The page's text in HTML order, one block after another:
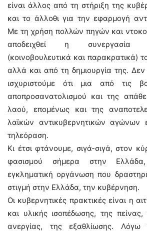
είναι άλλος από τη στήριξη της
και το άλλοθι για την εφαρμογή
Με τη χρήση πολλών πηγών και
αποδειχθεί η συνεργασία
(κοινοβουλευτικά και παρακρατικά)
αλλά και από τη δημιουργία της.
ισχυριστούμε ότι μια από τις
αποπροσανατολισμού και της
λαού, επομένως και της
λαϊκών αντικυβερνητικών αγώνων
τηλεόραση.
Κι έτσι φτάνουμε, σιγά-σιγά, στον
φασισμού σήμερα στην
εγκληματική οργάνωση που
στιγμή στην Ελλάδα, την κυβέρνηση.
Οι κυβερνητικές πρακτικές είναι η
και υλικής ισοπέδωσης, της
ανεργίας, της εξαθλίωσης. Λόγω